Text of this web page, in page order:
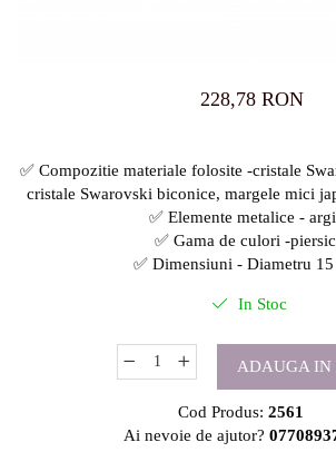
228,78 RON
✅ Compozitie materiale folosite -cristale
cristale Swarovski biconice, margele mici
✅ Elemente metalice -
✅ Gama de culori -
✅ Dimensiuni - Diametru
In Stoc
ADAUGA IN
Cod Produs: 2561
Ai nevoie de ajutor?